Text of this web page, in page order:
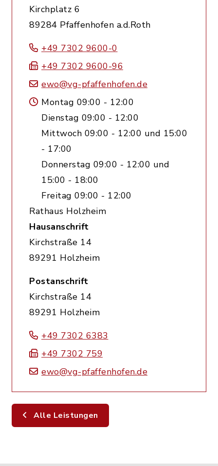
Kirchplatz 6
89284 Pfaffenhofen a.d.Roth
+49 7302 9600-0
+49 7302 9600-96
ewo@vg-pfaffenhofen.de
Montag 09:00 - 12:00
Dienstag 09:00 - 12:00
Mittwoch 09:00 - 12:00 und 15:00
- 17:00
Donnerstag 09:00 - 12:00 und
15:00 - 18:00
Freitag 09:00 - 12:00
Rathaus Holzheim
Hausanschrift
Kirchstraße 14
89291 Holzheim
Postanschrift
Kirchstraße 14
89291 Holzheim
+49 7302 6383
+49 7302 759
ewo@vg-pfaffenhofen.de
Alle Leistungen